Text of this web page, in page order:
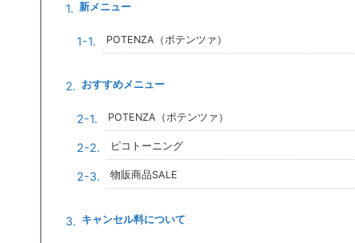
新メニュー
POTENZA（ポテンツァ）
おすすめメニュー
POTENZA（ポテンツァ）
ピコトーニング
物販商品SALE
キャンセル料について